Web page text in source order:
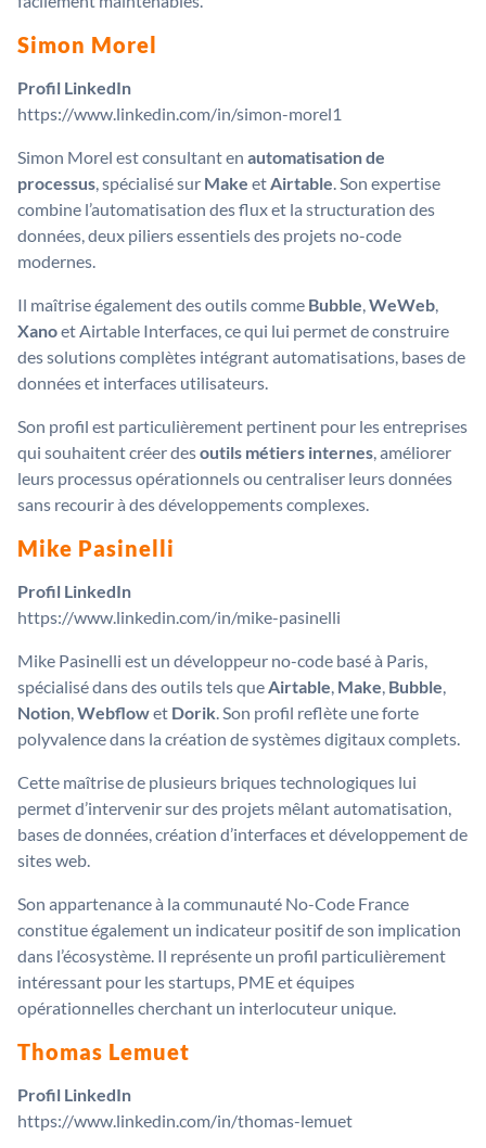
Simon Morel
Profil LinkedIn
https://www.linkedin.com/in/simon-morel1
Simon Morel est consultant en automatisation de
processus, spécialisé sur Make etAirtable. Son expertise
combine l’automatisation des flux et la structuration des
données, deux piliers essentiels des projets no-code
modernes.
Il maîtrise également des outils comme Bubble,WeWeb,
Xanoet Airtable Interfaces, ce qui lui permet de construire
des solutions complètes intégrant automatisations, bases de
données et interfaces utilisateurs.
Son profil est particulièrement pertinent pour les entreprises
qui souhaitent créer desoutils métiers internes, améliorer
leurs processus opérationnels ou centraliser leurs données
sans recourir à des développements complexes.
Mike Pasinelli
Profil LinkedIn
https://www.linkedin.com/in/mike-pasinelli
Mike Pasinelli est un développeur no-code basé à Paris,
spécialisé dans des outils tels queAirtable, Make, Bubble,
Notion,Webflowet Dorik. Son profil reflète une forte
polyvalence dans la création de systèmes digitaux complets.
Cette maîtrise de plusieurs briques technologiques lui
permet d’intervenir sur des projets mêlant automatisation,
bases de données, création d’interfaces et développement de
sites web.
Son appartenance à la communauté No-Code France
constitue également un indicateur positif de son implication
dans l’écosystème. Il représente un profil particulièrement
intéressant pour les startups, PME et équipes
opérationnelles cherchant un interlocuteur unique.
Thomas Lemuet
Profil LinkedIn
https://www.linkedin.com/in/thomas-lemuet